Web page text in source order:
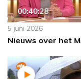
00:40:28
5 juni 2026
Nieuws over het